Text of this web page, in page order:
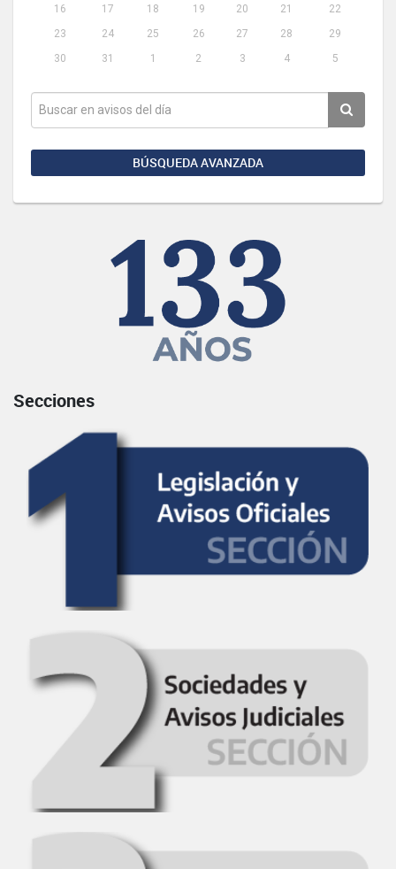
16
17 18 19 20 21
22
23
24 25 26 27 28
29
30
31 1 2 3 4 5
BÚSQUEDA AVANZADA
Secciones